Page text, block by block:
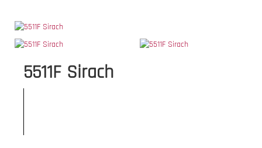
5511F Sirach